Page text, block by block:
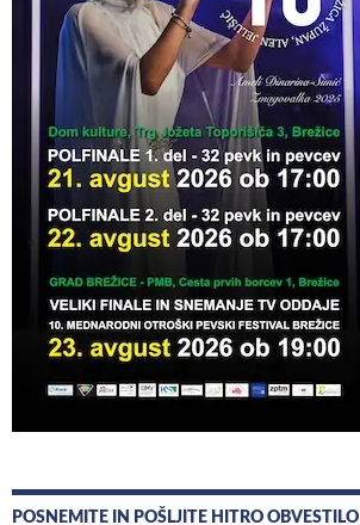
POSNEMITE IN POŠLJITE HITRO OBVESTILO